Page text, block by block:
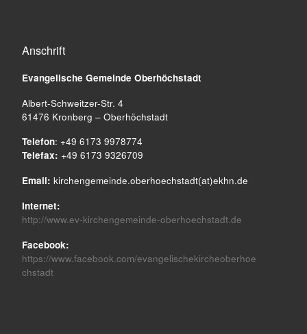
Anschrift
Evangelische Gemeinde Oberhöchstadt
Albert-Schweitzer-Str. 4
61476 Kronberg – Oberhöchstadt
Telefon: +49 6173 9978774
Telefax: +49 6173 9326709
Email: kirchengemeinde.oberhoechstadt(at)ekhn.de
Internet:
http://www.ev-kirchengemeinde-oberhoechstadt.de
Facebook:
https://www.facebook.com/evangelischekircheoberhoe
chstadt